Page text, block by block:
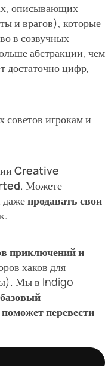
описывающих
и врагов), которые
в созвучных
абстракции, чем
достаточно цифр,
советов игрокам и
Creative
. Можете
дажепродавать свои
приключений и
хаков для
Мы в Indigo
поможет перевести